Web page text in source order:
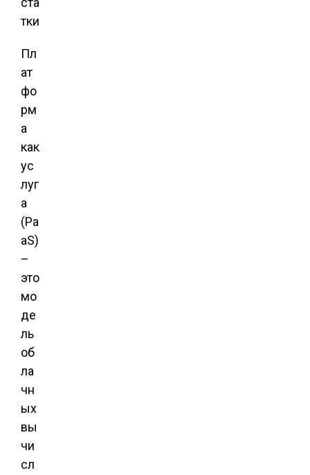
Пл
ат
фо
рм
а
как
ус
луг
а
(Pa
aS)
–
это
мо
де
ль
об
ла
чн
ых
вы
чи
сл